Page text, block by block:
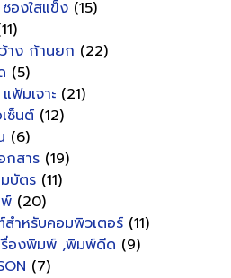
องใสแข็ง (15)
าง ก้านยก (22)
(5)
ฟ้มเจาะ (21)
ซ็นต์ (12)
(6)
กสาร (19)
บัตร (11)
(20)
ำหรับคอมพิวเตอร์ (11)
รื่องพิมพ์ ,พิมพ์ดีด (9)
(7)